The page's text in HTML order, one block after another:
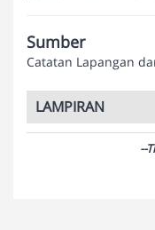
Sumber
Catatan Lapangan
LAMPIRAN
--